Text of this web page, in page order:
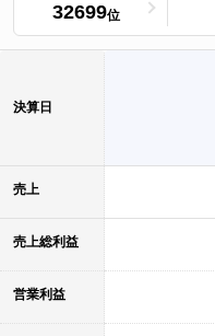
32699位
決算日
売上
売上総利益
営業利益